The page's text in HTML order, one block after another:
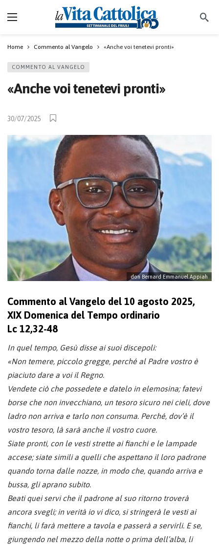
Home Commento al Vangelo «Anche voi tenetevi pronti»
COMMENTO AL VANGELO
«Anche voi tenetevi pronti»
30/07/2025
don Bernard Emmanuel Appiah
Commento al Vangelo del 10 agosto 2025,
XIX Domenica del Tempo ordinario
Lc 12,32-48
In quel tempo, Gesù disse ai suoi discepoli:
«Non temere, piccolo gregge, perché al Padre vostro è
piaciuto dare a voi il Regno.
Vendete ciò che possedete e datelo in elemosina; fatevi
borse che non invecchiano, un tesoro sicuro nei cieli, dove
ladro non arriva e tarlo non consuma. Perché, dov’è il
vostro tesoro, là sarà anche il vostro cuore.
Siate pronti, con le vesti strette ai fianchi e le lampade
accese; siate simili a quelli che aspettano il loro padrone
quando torna dalle nozze, in modo che, quando arriva e
bussa, gli aprano subito.
Beati quei servi che il padrone al suo ritorno troverà
ancora svegli; in verità io vi dico, si stringerà le vesti ai
fianchi, li farà mettere a tavola e passerà a servirli. E se,
giungendo nel mezzo della notte o prima dell’alba, li